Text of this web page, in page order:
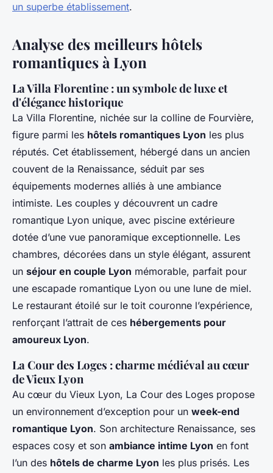
un superbe établissement.
Analyse des meilleurs hôtels
romantiques à Lyon
La Villa Florentine : un symbole de luxe et
d'élégance historique
La Villa Florentine, nichée sur la colline de Fourvière,
figure parmi les hôtels romantiques Lyon les plus
réputés. Cet établissement, hébergé dans un ancien
couvent de la Renaissance, séduit par ses
équipements modernes alliés à une ambiance
intimiste. Les couples y découvrent un cadre
romantique Lyon unique, avec piscine extérieure
dotée d’une vue panoramique exceptionnelle. Les
chambres, décorées dans un style élégant, assurent
un séjour en couple Lyon mémorable, parfait pour
une escapade romantique Lyon ou une lune de miel.
Le restaurant étoilé sur le toit couronne l’expérience,
renforçant l’attrait de ces hébergements pour
amoureux Lyon.
La Cour des Loges : charme médiéval au cœur
de Vieux Lyon
Au cœur du Vieux Lyon, La Cour des Loges propose
un environnement d’exception pour un week-end
romantique Lyon. Son architecture Renaissance, ses
espaces cosy et son ambiance intime Lyon en font
l’un des hôtels de charme Lyon les plus prisés. Les